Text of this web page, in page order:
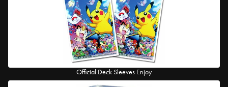
Official Deck Sleeves Enjoy